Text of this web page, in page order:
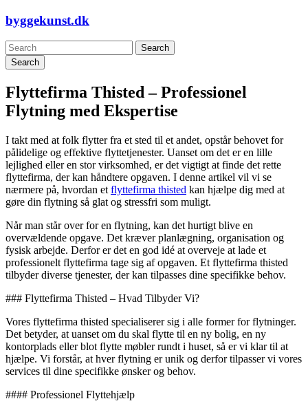
Skip
content
byggekunst.dk
Search
Flyttefirma Thisted – Professionel
Flytning med Ekspertise
I takt med at folk flytter fra et sted til et andet, opstår behovet for
pålidelige og effektive flyttetjenester. Uanset om det er en lille
lejlighed eller en stor virksomhed, er det vigtigt at finde det rette
flyttefirma, der kan håndtere opgaven. I denne artikel vil vi se
nærmere på, hvordan et flyttefirma thisted kan hjælpe dig med at
gøre din flytning så glat og stressfri som muligt.
Når man står over for en flytning, kan det hurtigt blive en
overvældende opgave. Det kræver planlægning, organisation og
fysisk arbejde. Derfor er det en god idé at overveje at lade et
professionelt flyttefirma tage sig af opgaven. Et flyttefirma thisted
tilbyder diverse tjenester, der kan tilpasses dine specifikke behov.
### Flyttefirma Thisted – Hvad Tilbyder Vi?
Vores flyttefirma thisted specialiserer sig i alle former for flytninger.
Det betyder, at uanset om du skal flytte til en ny bolig, en ny
kontorplads eller blot flytte møbler rundt i huset, så er vi klar til at
hjælpe. Vi forstår, at hver flytning er unik og derfor tilpasser vi vores
services til dine specifikke ønsker og behov.
#### Professionel Flyttehjælp